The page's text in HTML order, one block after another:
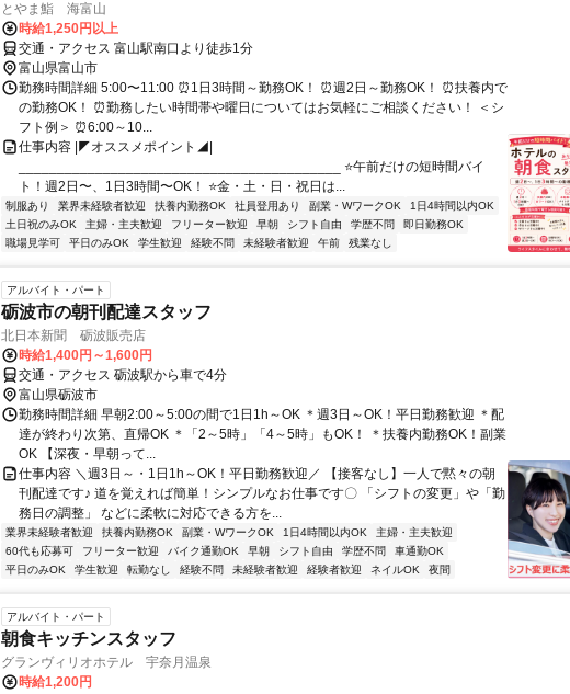
とやま鮨 海富山
時給1,250円以上
交通・アクセス 富山駅南口より徒歩1分
富山県富山市
勤務時間詳細 5:00〜11:00 ⏰1日3時間～勤務OK！ ⏰週2日～勤務OK！ ⏰扶養内で
の勤務OK！ ⏰勤務したい時間帯や曜日についてはお気軽にご相談ください！ ＜シ
フト例＞ ⏰6:00～10...
仕事内容 |◤オススメポイント◢|
__________________________________________ ⭐午前だけの短時間バイ
ト！週2日〜、1日3時間〜OK！ ⭐金・土・日・祝日は...
制服あり 業界未経験者歓迎 扶養内勤務OK 社員登用あり 副業・WワークOK
1日4時間以内OK
土日祝のみOK
主婦・主夫歓迎 フリーター歓迎 早朝 シフト自由 学歴不問
即日勤務OK
職場見学可
平日のみOK 学生歓迎 経験不問 未経験者歓迎 午前 残業なし
アルバイト・パート
砺波市の朝刊配達スタッフ
北日本新聞 砺波販売店
時給1,400円～1,600円
交通・アクセス 砺波駅から車で4分
富山県砺波市
勤務時間詳細 早朝2:00～5:00の間で1日1h～OK ＊週3日～OK！平日勤務歓迎 ＊配
達が終わり次第、直帰OK ＊「2～5時」「4～5時」もOK！ ＊扶養内勤務OK！副業
OK 【深夜・早朝って...
仕事内容 ＼週3日～・1日1h～OK！平日勤務歓迎／ 【接客なし】一人で黙々の朝
刊配達です♪ 道を覚えれば簡単！シンプルなお仕事です〇 「シフトの変更」や「勤
務日の調整」 などに柔軟に対応できる方を...
業界未経験者歓迎 扶養内勤務OK 副業・WワークOK 1日4時間以内OK
主婦・主夫歓迎
60代も応募可
フリーター歓迎 バイク通勤OK 早朝 シフト自由 学歴不問
車通勤OK
平日のみOK
学生歓迎 転勤なし 経験不問 未経験者歓迎 経験者歓迎 ネイルOK 夜間
アルバイト・パート
朝食キッチンスタッフ
グランヴィリオホテル 宇奈月温泉
時給1,200円